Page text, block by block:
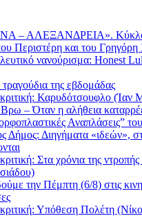
– ΑΛΕΞΑΝΔΡΕΙΑ». Κύκλος
Περιστέρη και του
νανούρισμα: Honest
της εβδομάδας
Καρυδότσουφλο (Ίαν
– Όταν η αλήθεια
Αναπλάσεις”
Δήμος: Διηγήματα «ιδεών»,
Στα χρόνια της
την Πέμπτη (6/8) στις
Υπόθεση Πολέτη